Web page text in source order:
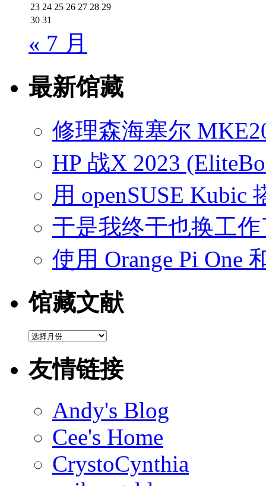
23 24 25 26 27 28 29
30 31
« 7 月
最新馆藏
修理森海塞尔
HP 战X 2023
用 openSUSE Kubic
于是我终于也换工作
使用 Orange Pi One
馆藏文献
馆
文
献
友情链接
Andy's Blog
Cee's Home
CrystoCynthia